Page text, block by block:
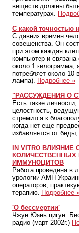
веществ должны
температурах.
С какой точностью
С давних времен
совешенства. Он
при этом каждая
компьютер и связана
около 1 килограмма,
потребляет около 10
лампа). Подробнее »
"РАССУЖДЕНИЯ О
Есть такие
целостность,
стремится к
когда нет еще
избавляется от
IN VITRO
КОЛИЧЕСТВЕННЫХ
ИММУНОЦИТОВ
Работа проведена в
урологии АМН
операторов,
терапию. Подробнее »
'О бессмертии'
Чжун Юань цигун.
радио (март 2002г.)